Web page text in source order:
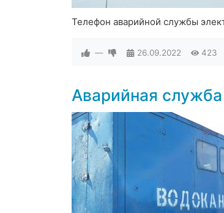
Телефон аварийной службы
— 26.09.2022 423
Аварийная